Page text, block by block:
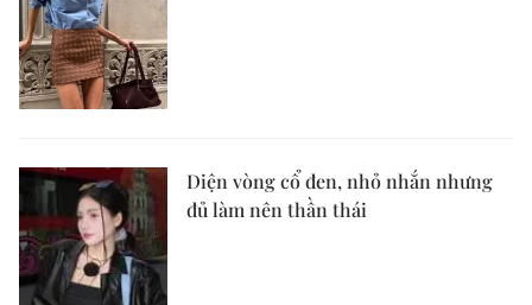
Diện vòng cổ đen, nhỏ nhắn nhưng
đủ làm nên thần thái